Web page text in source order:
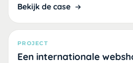
Bekijk de case
PROJECT
Een internationale